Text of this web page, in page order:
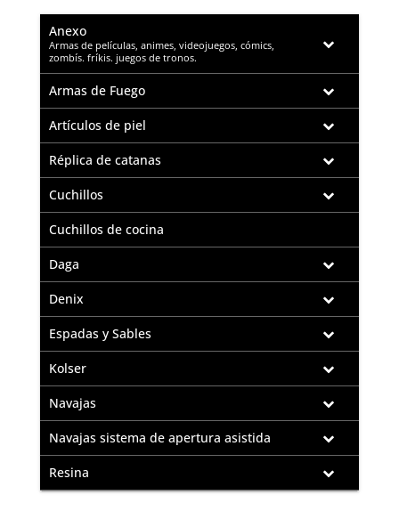
Anexo
–
Armas de películas, animes, videojuegos, cómics,
zombís. fríkis. juegos de tronos.
Armas de Fuego
Artículos de piel
Réplica de catanas
Cuchillos
Cuchillos de cocina
Daga
Denix
Espadas y Sables
Kolser
Navajas
Navajas sistema de apertura asistida
Resina